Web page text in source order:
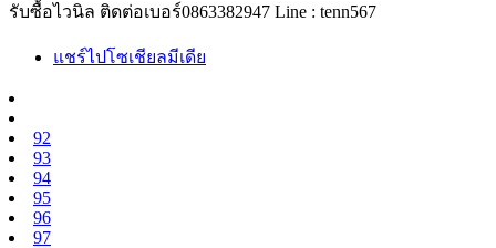
รับซื้อไวนิล ติดต่อเบอร์0863382947 Line : tenn567
แชร์ไปโซเชียลมีเดีย
92
93
94
95
96
97